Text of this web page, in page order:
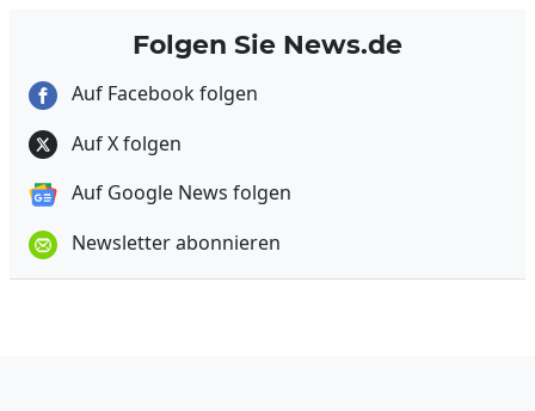
Folgen Sie News.de
Auf Facebook folgen
Auf X folgen
Auf Google News folgen
Newsletter abonnieren